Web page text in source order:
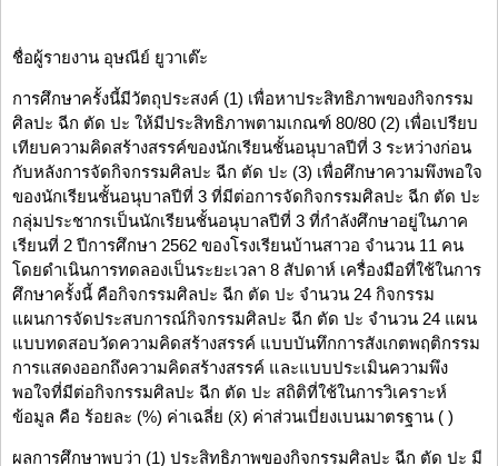
ชื่อผู้รายงาน อุษณีย์ ยูวาเต๊ะ
การศึกษาครั้งนี้มีวัตถุประสงค์ (1) เพื่อหาประสิทธิภาพของกิจกรรม
ศิลปะ ฉีก ตัด ปะ ให้มีประสิทธิภาพตามเกณฑ์ 80/80 (2) เพื่อเปรียบ
เทียบความคิดสร้างสรรค์ของนักเรียนชั้นอนุบาลปีที่ 3 ระหว่างก่อน
กับหลังการจัดกิจกรรมศิลปะ ฉีก ตัด ปะ (3) เพื่อศึกษาความพึงพอใจ
ของนักเรียนชั้นอนุบาลปีที่ 3 ที่มีต่อการจัดกิจกรรมศิลปะ ฉีก ตัด ปะ
กลุ่มประชากรเป็นนักเรียนชั้นอนุบาลปีที่ 3 ที่กำลังศึกษาอยู่ในภาค
เรียนที่ 2 ปีการศึกษา 2562 ของโรงเรียนบ้านสาวอ จำนวน 11 คน
โดยดำเนินการทดลองเป็นระยะเวลา 8 สัปดาห์ เครื่องมือที่ใช้ในการ
ศึกษาครั้งนี้ คือกิจกรรมศิลปะ ฉีก ตัด ปะ จำนวน 24 กิจกรรม
แผนการจัดประสบการณ์กิจกรรมศิลปะ ฉีก ตัด ปะ จำนวน 24 แผน
แบบทดสอบวัดความคิดสร้างสรรค์ แบบบันทึกการสังเกตพฤติกรรม
การแสดงออกถึงความคิดสร้างสรรค์ และแบบประเมินความพึง
พอใจที่มีต่อกิจกรรมศิลปะ ฉีก ตัด ปะ สถิติที่ใช้ในการวิเคราะห์
ข้อมูล คือ ร้อยละ (%) ค่าเฉลี่ย (x̄) ค่าส่วนเบี่ยงเบนมาตรฐาน ( )
ผลการศึกษาพบว่า (1) ประสิทธิภาพของกิจกรรมศิลปะ ฉีก ตัด ปะ มี